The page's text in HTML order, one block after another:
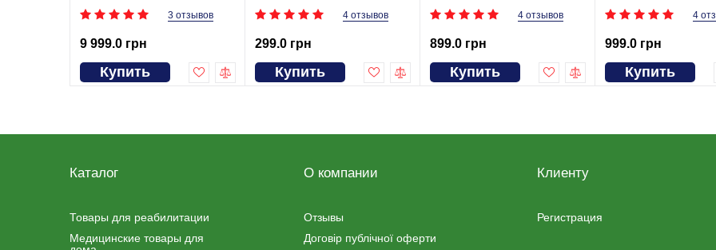
3 отзывов
9 999.0 грн
Купить
4 отзывов
299.0 грн
Купить
4 отзывов
899.0 грн
Купить
4
999.0 грн
Купить
Каталог
Товары для реабилитации
Медицинские товары для
О компании
Отзывы
Договір публічної оферти
Клиенту
Регистрация